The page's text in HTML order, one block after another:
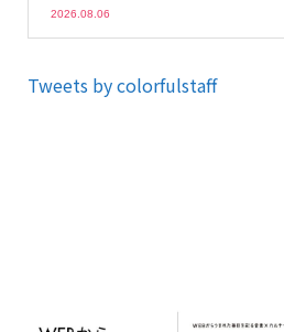
2026.08.06
Tweets by colorfulstaff